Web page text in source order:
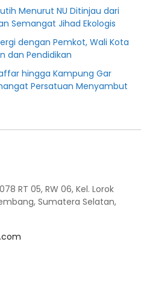
Menurut NU Ditinjau dari
Semangat Jihad Ekologis
dengan Pemkot, Wali Kota
dan Pendidikan
hingga Kampung Gar
Persatuan Menyambut
RT 05, RW 06, Kel. Lorok
Sumatera Selatan,